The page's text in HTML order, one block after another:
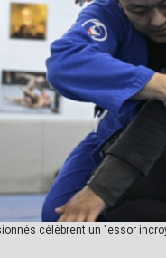
célèbrent un "essor